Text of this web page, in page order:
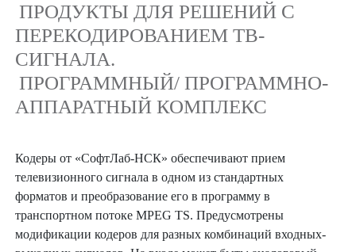
ПРОДУКТЫ ДЛЯ РЕШЕНИЙ С
ПЕРЕКОДИРОВАНИЕМ ТВ-
СИГНАЛА.
ПРОГРАММНЫЙ/ ПРОГРАММНО-
АППАРАТНЫЙ КОМПЛЕКС
Кодеры от «СофтЛаб-НСК» обеспечивают прием
телевизионного сигнала в одном из стандартных
форматов и преобразование его в программу в
транспортном потоке MPEG TS. Предусмотрены
модификации кодеров для разных комбинаций входных-